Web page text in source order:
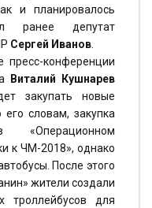
и планировалось
ранее депутат
Сергей Иванов
конференции
Виталий Кушнарев
закупать новые
словам, закупка
к ЧМ-2018», однако
После этого
жители создали
троллейбусов для